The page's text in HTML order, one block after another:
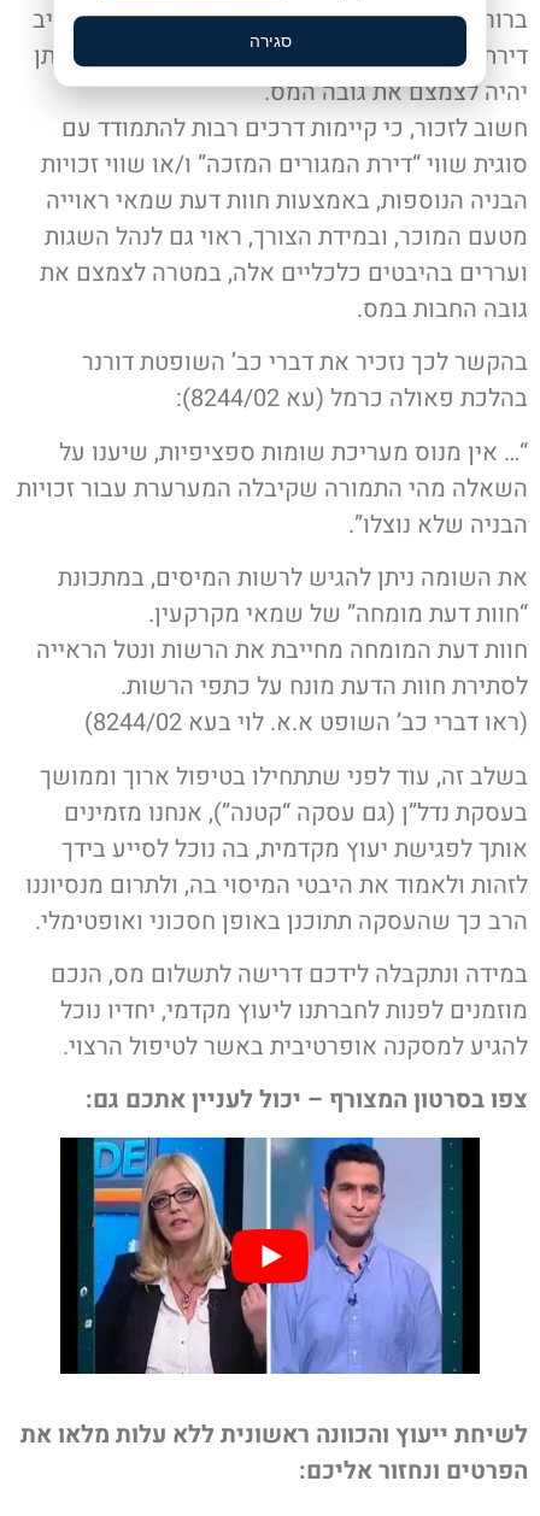
ברור שבמקרה שכזה, ככול שהמוכר יוכיח כי מרכיב
דירת המגורים הקיימת הינו בשווי גבוה יותר, כך ניתן
יהיה לצמצם את גובה המס.
חשוב לזכור, כי קיימות דרכים רבות להתמודד עם
סוגית שווי “דירת המגורים המזכה” ו/או שווי זכויות
הבניה הנוספות, באמצעות חוות דעת שמאי ראוייה
מטעם המוכר, ובמידת הצורך, ראוי גם לנהל השגות
ועררים בהיבטים כלכליים אלה, במטרה לצמצם את
גובה החבות במס.
בהקשר לכך נזכיר את דברי כב’ השופטת דורנר
בהלכת פאולה כרמל (עא 8244/02):
“… אין מנוס מעריכת שומות ספציפיות, שיענו על
השאלה מהי התמורה שקיבלה המערערת עבור זכויות
הבניה שלא נוצלו”.
את השומה ניתן להגיש לרשות המיסים, במתכונת
“חוות דעת מומחה” של שמאי מקרקעין.
חוות דעת המומחה מחייבת את הרשות ונטל הראייה
לסתירת חוות הדעת מונח על כתפי הרשות.
(ראו דברי כב’ השופט א.א. לוי בעא 8244/02)
בשלב זה, עוד לפני שתתחילו בטיפול ארוך וממושך
בעסקת נדל”ן (גם עסקה “קטנה”), אנחנו מזמינים
אותך לפגישת יעוץ מקדמית, בה נוכל לסייע בידך
לזהות ולאמוד את היבטי המיסוי בה, ולתרום מנסיוננו
הרב כך שהעסקה תתוכנן באופן חסכוני ואופטימלי.
במידה ונתקבלה לידכם דרישה לתשלום מס, הנכם
מוזמנים לפנות לחברתנו ליעוץ מקדמי, יחדיו נוכל
להגיע למסקנה אופרטיבית באשר לטיפול הרצוי.
צפו בסרטון המצורף – יכול לעניין אתכם גם:
לשיחת ייעוץ והכוונה ראשונית ללא עלות מלאו את
הפרטים ונחזור אליכם:
סגירה